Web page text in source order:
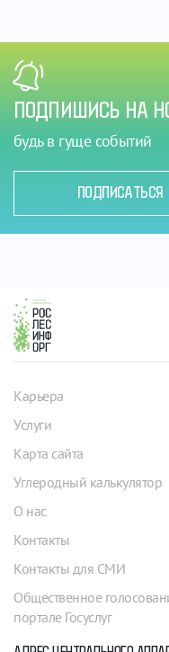
ПОДПИШИСЬ НА
будь в гуще событий
ПОДПИСАТЬСЯ
Карьера
Услуги
Карта сайта
Углеродный калькулятор
О нас
Контакты
Контакты для СМИ
Общественное
портале Госуслуг